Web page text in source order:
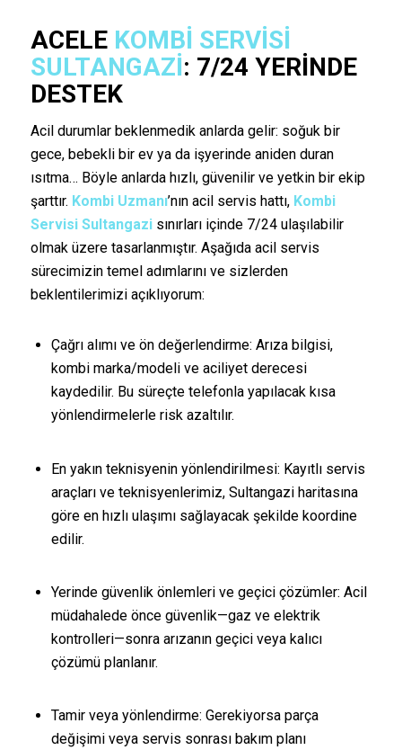
ACELE KOMBI SERVISI
SULTANGAZI: 7/24 YERINDE
DESTEK
Acil durumlar beklenmedik anlarda gelir: soğuk bir
gece, bebekli bir ev ya da işyerinde aniden duran
ısıtma… Böyle anlarda hızlı, güvenilir ve yetkin bir ekip
şarttır. Kombi Uzmanı’nın acil servis hattı, Kombi
Servisi Sultangazisınırları içinde 7/24 ulaşılabilir
olmak üzere tasarlanmıştır. Aşağıda acil servis
sürecimizin temel adımlarını ve sizlerden
beklentilerimizi açıklıyorum:
Çağrı alımı ve ön değerlendirme: Arıza bilgisi,
kombi marka/modeli ve aciliyet derecesi
kaydedilir. Bu süreçte telefonla yapılacak kısa
yönlendirmelerle risk azaltılır.
En yakın teknisyenin yönlendirilmesi: Kayıtlı servis
araçları ve teknisyenlerimiz, Sultangazi haritasına
göre en hızlı ulaşımı sağlayacak şekilde koordine
edilir.
Yerinde güvenlik önlemleri ve geçici çözümler: Acil
müdahalede önce güvenlik—gaz ve elektrik
kontrolleri—sonra arızanın geçici veya kalıcı
çözümü planlanır.
Tamir veya yönlendirme: Gerekiyorsa parça
değişimi veya servis sonrası bakım planı